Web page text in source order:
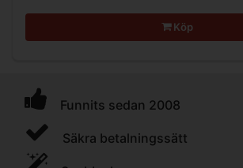
Köp
Funnits sedan 2008
Säkra betalningssätt